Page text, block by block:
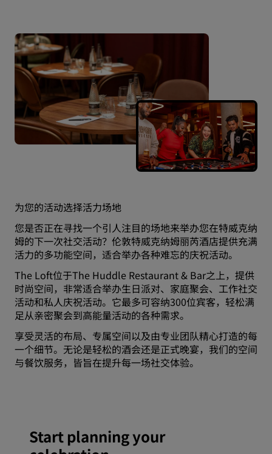
为您的活动选择活力场地
您是否正在寻找一个引人注目的场地来举办您在特威克纳
姆的下一次社交活动？伦敦特威克纳姆丽芮酒店提供充满
活力的多功能空间，适合举办各种难忘的庆祝活动。
The Loft位于The Huddle Restaurant & Bar之上，提供
时尚空间，非常适合举办生日派对、家庭聚会、工作社交
活动和私人庆祝活动。它最多可容纳300位宾客，轻松满
足从亲密聚会到高能量活动的各种需求。
享受灵活的布局、专属空间以及由专业团队精心打造的每
一个细节。无论是轻松的酒会还是正式晚宴，我们的空间
与餐饮服务，皆旨在提升每一场社交体验。
Start planning your